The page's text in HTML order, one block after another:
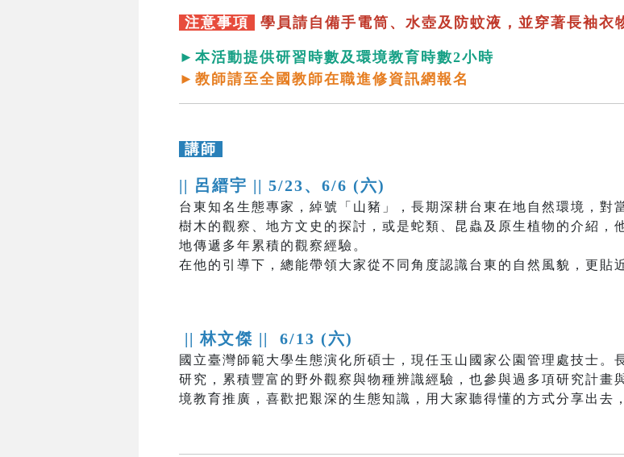
注意事項 學員請自備手電筒、水壺及防蚊液，並穿著長袖衣
►本活動提供研習時數及環境教育時數2小時
►教師請至全國教師在職進修資訊網報名
講師
|| 呂縉宇 || 5/23、6/6 (六)
台東知名生態專家，綽號「山豬」，長期深耕台東在地自然環境，對
樹木的觀察、地方文史的探討，或是蛇類、昆蟲及原生植物的介紹，
地傳遞多年累積的觀察經驗。
在他的引導下，總能帶領大家從不同角度認識台東的自然風貌，更貼
|| 林文傑 || 6/13 (六)
國立臺灣師範大學生態演化所碩士，現任玉山國家公園管理處技士。
研究，累積豐富的野外觀察與物種辨識經驗，也參與過多項研究計畫
境教育推廣，喜歡把艱深的生態知識，用大家聽得懂的方式分享出去